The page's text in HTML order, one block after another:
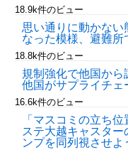
Powered by livedoor
18.9k件のビュー
思い通りに動かない
なった模様、避難
18.8k件のビュー
規制強化で他国から
他国がサプライチ
16.6k件のビュー
「マスコミの立ち
ステ大越キャスタ
ンプを同列視させよ